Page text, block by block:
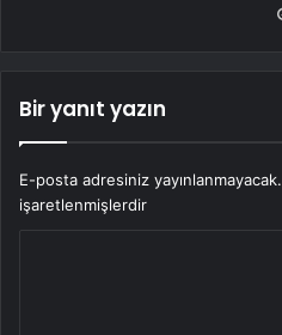
Bir yanıt yazın
E-posta adresiniz yayınlanmayacak.
işaretlenmişlerdir